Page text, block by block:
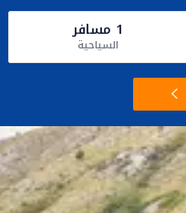
1 مسافر
السياحية